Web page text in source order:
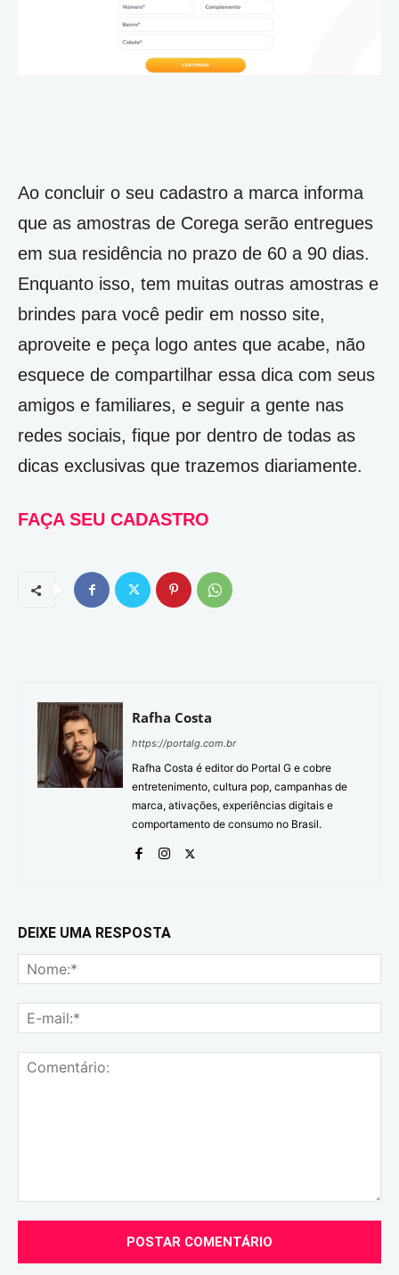
Ao concluir o seu cadastro a marca informa
que as amostras de Corega serão entregues
em sua residência no prazo de 60 a 90 dias.
Enquanto isso, tem muitas outras amostras e
brindes para você pedir em nosso site,
aproveite e peça logo antes que acabe, não
esquece de compartilhar essa dica com seus
amigos e familiares, e seguir a gente nas
redes sociais, fique por dentro de todas as
dicas exclusivas que trazemos diariamente.
FAÇA SEU CADASTRO
Rafha Costa
https://portalg.com.br
Rafha Costa é editor do Portal G e cobre
entretenimento, cultura pop, campanhas de
marca, ativações, experiências digitais e
comportamento de consumo no Brasil.
DEIXE UMA RESPOSTA